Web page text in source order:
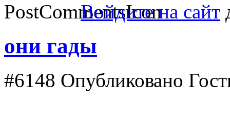
Войдите на сайт
они гады
#6148 Опубликовано